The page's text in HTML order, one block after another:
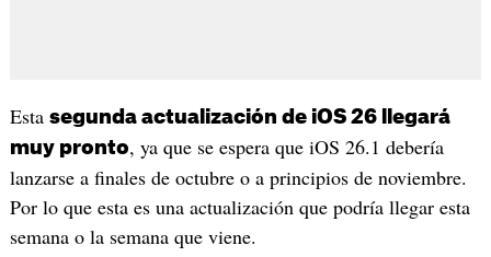
Esta segunda actualización de iOS 26 llegará
muy pronto, ya que se espera que iOS 26.1 debería
lanzarse a finales de octubre o a principios de noviembre.
Por lo que esta es una actualización que podría llegar esta
semana o la semana que viene.